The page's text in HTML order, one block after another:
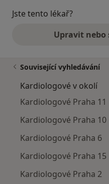
Jste tento lékař?
Upravit
Související vyhledávání
Kardiologové v okolí
Kardiologové Praha 11
Kardiologové Praha 10
Kardiologové Praha 6
Kardiologové Praha 15
Kardiologové Praha 2